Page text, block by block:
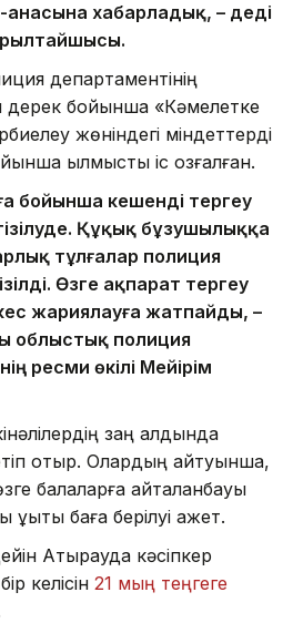
анасына хабарладық, – деді
департаментінің
дерек бойынша «Кәмелетке
жөніндегі міндеттерді
қылмыстық іс қозғалған.
бойынша кешенді тергеу
Құқық бұзушылыққа
тұлғалар полиция
Өзге ақпарат тергеу
жариялауға жатпайды, –
облыстық полиция
ресми өкілі Мейірім
заң алдында
отыр. Олардың айтуынша,
балаларға қайталанбауы
баға берілуі қажет.
Атырауда кәсіпкер
келісін 21 мың теңгеге